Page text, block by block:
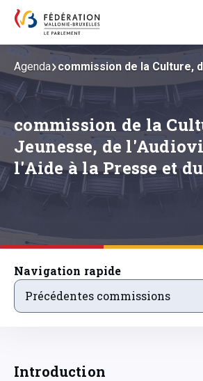
commission de la
Jeunesse, de
l'Aide à la Presse et
Agenda commission de la Culture,
Navigation rapide
precedentsevenements
Précédentes commissions
Introduction